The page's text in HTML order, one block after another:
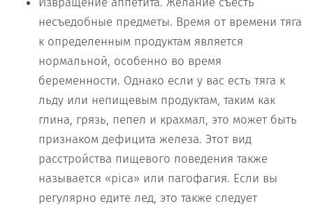
несъедобные предметы. Время от времени тяга
к определенным продуктам является
нормальной, особенно во время
беременности. Однако если у вас есть тяга к
льду или непищевым продуктам, таким как
глина, грязь, пепел и крахмал, это может быть
признаком дефицита железа. Этот вид
расстройства пищевого поведения также
называется «pica» или пагофагия. Если вы
регулярно едите лед, это также следует